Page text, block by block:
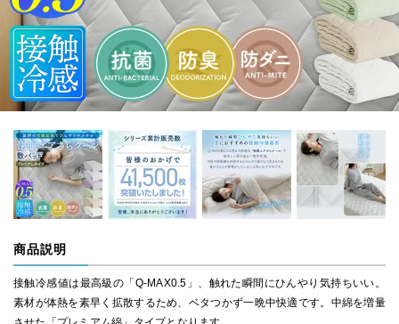
商品説明
接触冷感値は最高級の「Q-MAX0.5」、触れた瞬間にひんやり気持ちいい。
素材が体熱を素早く拡散するため、ベタつかず一晩中快適です。中綿を増量